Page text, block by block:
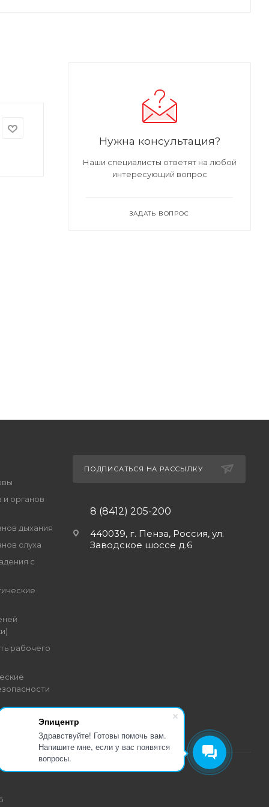
Эпицентр
Здравствуйте! Готовы помочь вам.
Напишите мне, если у вас появятся
вопросы.
Нужна консультация?
Наши специалисты ответят на любой
интересующий вопрос
ЗАДАТЬ ВОПРОС
и органов
дыхания
слуха
с
рабочего
ПОДПИСАТЬСЯ НА РАССЫЛКУ
8 (8412) 205-200
440039, г. Пенза, Россия, ул.
Заводское шоссе д.6